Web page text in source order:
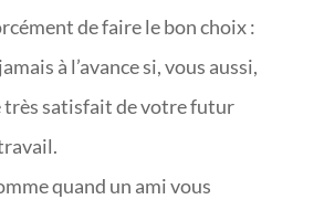
de faire le bon choix :
à l’avance si, vous aussi,
très satisfait de votre futur
quand un ami vous